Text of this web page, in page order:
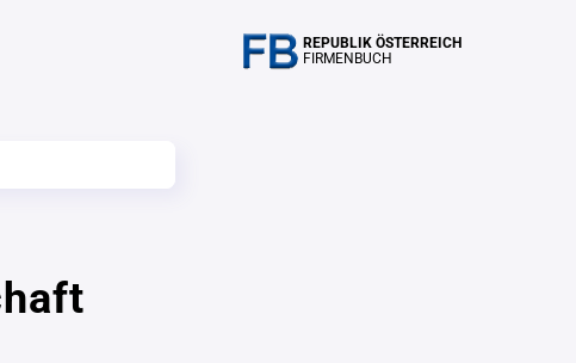
REPUBLIK ÖSTERREICH
FIRMENBUCH